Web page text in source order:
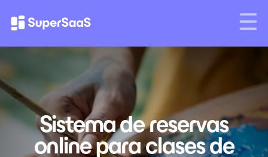
Sistema de reservas
online para clases de